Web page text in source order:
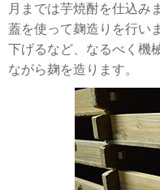
月までは芋焼酎を仕込み
蓋を使って麹造りを行い
下げるなど、なるべく機
ながら麹を造ります。